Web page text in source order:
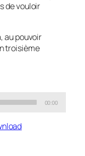
de vouloir
au pouvoir
troisième
00:00